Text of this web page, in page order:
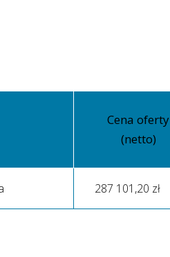
Cena oferty
(netto)
287 101,20 zł